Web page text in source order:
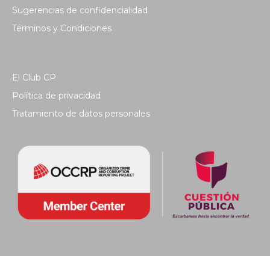
Sugerencias de confidencialidad
Términos y Condiciones
El Club CP
Política de privacidad
Tratamiento de datos personales